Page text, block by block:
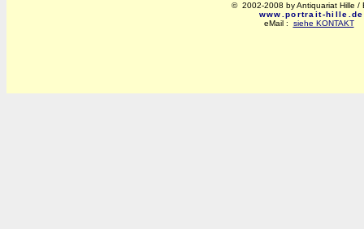
© 2002-2008 by Antiquariat Hille /
www.portrait-hille.de
eMail : siehe KONTAKT